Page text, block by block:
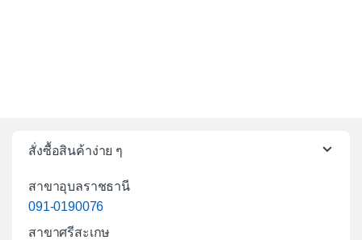
สั่งซื้อสินค้าง่าย ๆ
สาขาอุบลราชธานี
091-0190076
สาขาศรีสะเกษ